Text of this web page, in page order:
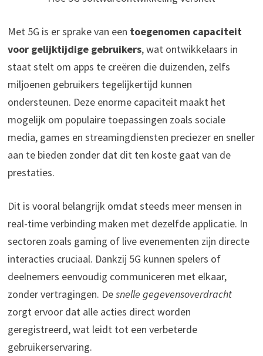
Met 5G is er sprake van een toegenomen capaciteit
voor gelijktijdige gebruikers, wat ontwikkelaars in
staat stelt om apps te creëren die duizenden, zelfs
miljoenen gebruikers tegelijkertijd kunnen
ondersteunen. Deze enorme capaciteit maakt het
mogelijk om populaire toepassingen zoals sociale
media, games en streamingdiensten preciezer en sneller
aan te bieden zonder dat dit ten koste gaat van de
prestaties.
Dit is vooral belangrijk omdat steeds meer mensen in
real-time verbinding maken met dezelfde applicatie. In
sectoren zoals gaming of live evenementen zijn directe
interacties cruciaal. Dankzij 5G kunnen spelers of
deelnemers eenvoudig communiceren met elkaar,
zonder vertragingen. Desnelle gegevensoverdracht
zorgt ervoor dat alle acties direct worden
geregistreerd, wat leidt tot een verbeterde
gebruikerservaring.